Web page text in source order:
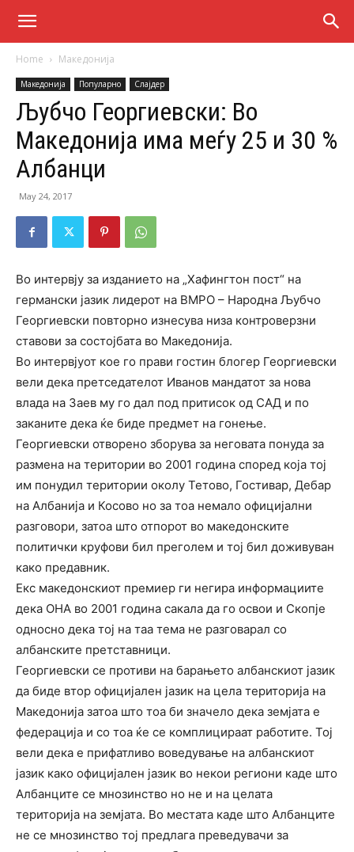
Home Македонија
Македонија Популарно Слајдер
Љубчо Георгиевски: Во
Македонија има меѓу 25 и 30 %
Албанци
May 24, 2017
Во интервју за изданието на „Хафингтон пост“ на
германски јазик лидерот на ВМРО – Народна Љубчо
Георгиевски повторно изнесува низа контроверзни
ставови за состојбата во Македонија.
Во интервјуот кое го прави гостин блогер Георгиевски
вели дека претседателот Иванов мандатот за нова
влада на Заев му го дал под притисок од САД и по
заканите дека ќе биде предмет на гонење.
Георгиевски отворено зборува за неговата понуда за
размена на територии во 2001 година според која тој
им понудил територии околу Тетово, Гостивар, Дебар
на Албанија и Косово но за тоа немало официјални
разговори, затоа што отпорот во македонските
политички круфови бил преголем и тој бил доживуван
како предавник.
Екс македонскиот премиер ги негира информациите
дека ОНА во 2001 година сакала да го освои и Скопје
односно дека тој на таа тема не разговарал со
албанските претставници.
Георгиевски се противи на барањето албанскиот јазик
да биде втор официјален јазик на цела територија на
Македонија затоа што тоа би значело дека земјата е
федерација и со тоа ќе се комплицираат работите. Тој
вели дека е прифатливо воведување на албанскиот
јазик како официјален јазик во некои региони каде што
Албанците се мнозинство но не и на целата
територија на земјата. Во местата каде што Албанците
не се мнозинство тој предлага преведувачи за